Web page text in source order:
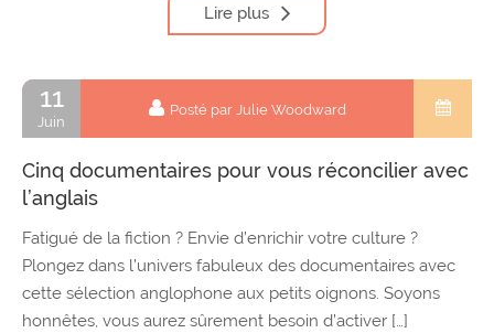
Lire plus
11
Juin
Posté par Julie Woodward
Cinq documentaires pour vous réconcilier avec
l’anglais
Fatigué de la fiction ? Envie d’enrichir votre culture ?
Plongez dans l’univers fabuleux des documentaires avec
cette sélection anglophone aux petits oignons. Soyons
honnêtes, vous aurez sûrement besoin d’activer […]